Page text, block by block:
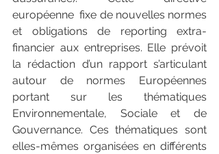
européenne  fixe de nouvelles normes
et obligations de reporting extra-
financier aux entreprises. Elle prévoit
la rédaction d’un rapport s’articulant
autour de normes Européennes
portant sur les thématiques
Environnementale, Sociale et de
Gouvernance. Ces thématiques sont
elles-mêmes organisées en différents